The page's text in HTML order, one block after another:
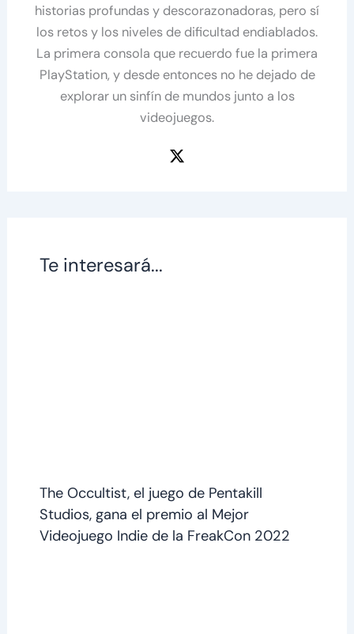
historias profundas y descorazonadoras, pero sí
los retos y los niveles de dificultad endiablados.
La primera consola que recuerdo fue la primera
PlayStation, y desde entonces no he dejado de
explorar un sinfín de mundos junto a los
videojuegos.
Te interesará...
The Occultist, el juego de Pentakill
Studios, gana el premio al Mejor
Videojuego Indie de la FreakCon 2022